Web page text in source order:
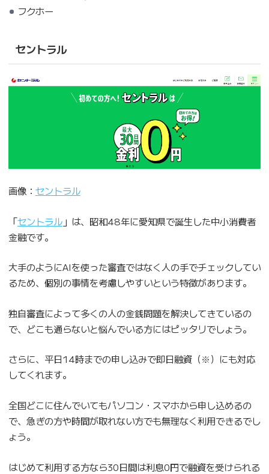
フクホー
セントラル
画像： セントラル
「セントラル」は、昭和48年に愛知県で誕生した中小消費者
金融です。
大手のようにAIを使った審査ではなく人の手でチェックしてい
るため、個別の事情を考慮しやすいという特徴があります。
独自審査によって多くの人の金銭問題を解決してきているの
で、どこも通らないと悩んでいる方にはピッタリでしょう。
さらに、平日14時までの申し込みで即日融資（※）にも対応
してくれます。
全国どこに住んでいてもパソコン・スマホから申し込めるの
で、急ぎの方や時間が取れない方でも無理なく利用できるでし
ょう。
はじめて利用する方なら30日間は利息0円で融資を受けられる